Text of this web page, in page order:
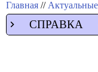
Главная //
СПРАВКА